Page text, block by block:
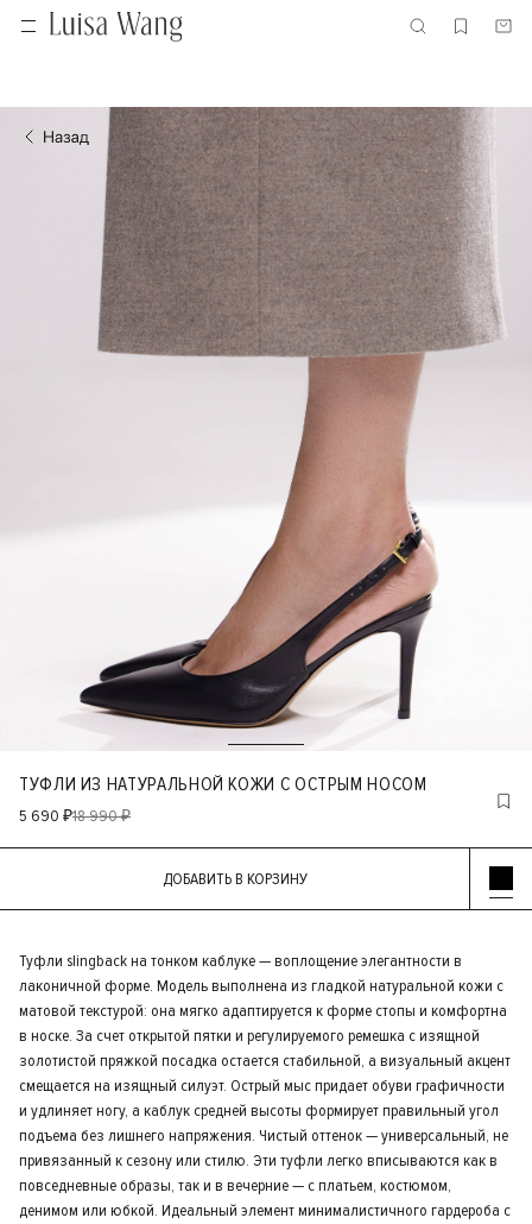
ТУФЛИ ИЗ НАТУРАЛЬНОЙ КОЖИ С ОСТРЫМ НОСОМ
5 690 ₽18 990 ₽
ДОБАВИТЬ В КОРЗИНУ
Туфли slingback на тонком каблуке — воплощение элегантности в
лаконичной форме. Модель выполнена из гладкой натуральной кожи с
матовой текстурой: она мягко адаптируется к форме стопы и комфортна
в носке. За счет открытой пятки и регулируемого ремешка с изящной
золотистой пряжкой посадка остается стабильной, а визуальный акцент
смещается на изящный силуэт. Острый мыс придает обуви графичности
и удлиняет ногу, а каблук средней высоты формирует правильный угол
подъема без лишнего напряжения. Чистый оттенок — универсальный, не
привязанный к сезону или стилю. Эти туфли легко вписываются как в
повседневные образы, так и в вечерние — с платьем, костюмом,
денимом или юбкой. Идеальный элемент минималистичного гардероба с